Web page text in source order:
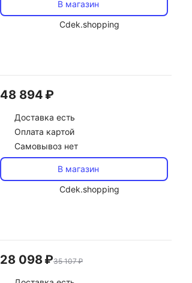
В магазин
Cdek.shopping
48 894 ₽
Доставка есть
Оплата картой
Самовывоз нет
В магазин
Cdek.shopping
28 098 ₽35 107 ₽